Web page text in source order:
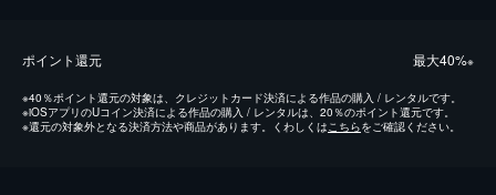
ポイント還元 最⼤40%※
※40％ポイント還元の対象は、クレジットカード決済による作品の購入 / レンタルです。
※iOSアプリのUコイン決済による作品の購入 / レンタルは、20％のポイント還元です。
※還元の対象外となる決済方法や商品があります。くわしくは こちらをご確認ください。